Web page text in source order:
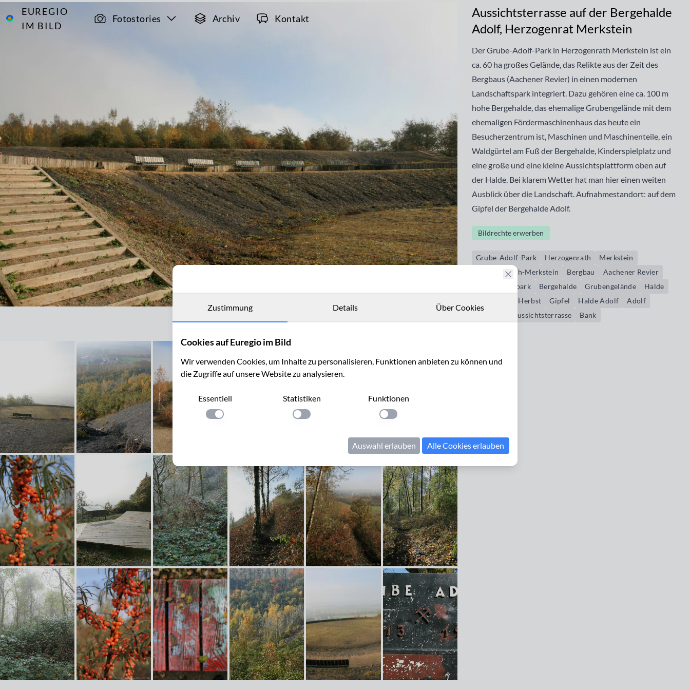
EUREGIO
IM BILD
Fotostories Archiv Kontakt
Archiv
Aussichtsterrasse auf der Bergehalde Adolf, Herzogenrat Merkstein
Aussichtsterrasse auf der Bergehalde
Adolf, Herzogenrat Merkstein
Der Grube-Adolf-Park in Herzogenrath Merkstein ist ein
ca. 60 ha großes Gelände, das Relikte aus der Zeit des
Bergbaus (Aachener Revier) in einen modernen
Landschaftspark integriert. Dazu gehören eine ca. 100 m
hohe Bergehalde, das ehemalige Grubengelände mit dem
ehemaligen Fördermaschinenhaus das heute ein
Besucherzentrum ist, Maschinen und Maschinenteile, ein
Waldgürtel am Fuß der Bergehalde, Kinderspielplatz und
eine große und eine kleine Aussichtsplattform oben auf
der Halde. Bei klarem Wetter hat man hier einen weiten
Ausblick über die Landschaft. Aufnahmestandort: auf dem
Gipfel der Bergehalde Adolf.
Bildrechte erwerben
Grube-Adolf-Park Herzogenrath
Merkstein
Herzogenrath-Merkstein
Bergbau
Aachener Revier
Landschaftspark
Bergehalde Grubengelände
Halde
Herbst Gipfel Halde Adolf
Adolf
Aussichtsterrasse Bank
Zustimmung Details Über Cookies
Cookies auf Euregio im Bild
Wir verwenden Cookies, um Inhalte zu personalisieren, Funktionen anbieten zu können und
die Zugriffe auf unsere Website zu analysieren.
Essentiell
Einstellung anwenden
Statistiken
Einstellung anwenden
Funktionen
Einstellung anwenden
Auswahl erlauben Alle Cookies erlauben